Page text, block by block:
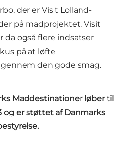
der er Visit Lolland-
på madprojektet. Visit
da også flere indsatser
på at løfte
den gode smag.
Maddestinationer løber til
og er støttet af Danmarks